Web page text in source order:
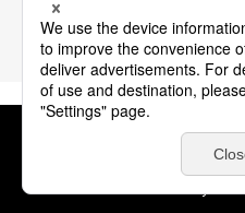
© Connecty Inc.